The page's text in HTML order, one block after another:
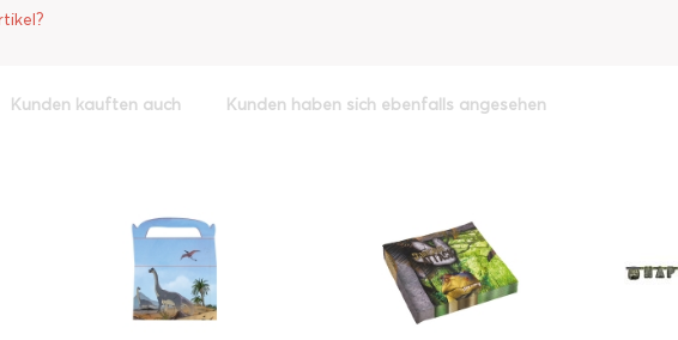
Kunden kauften auch Kunden haben sich ebenfalls angesehen